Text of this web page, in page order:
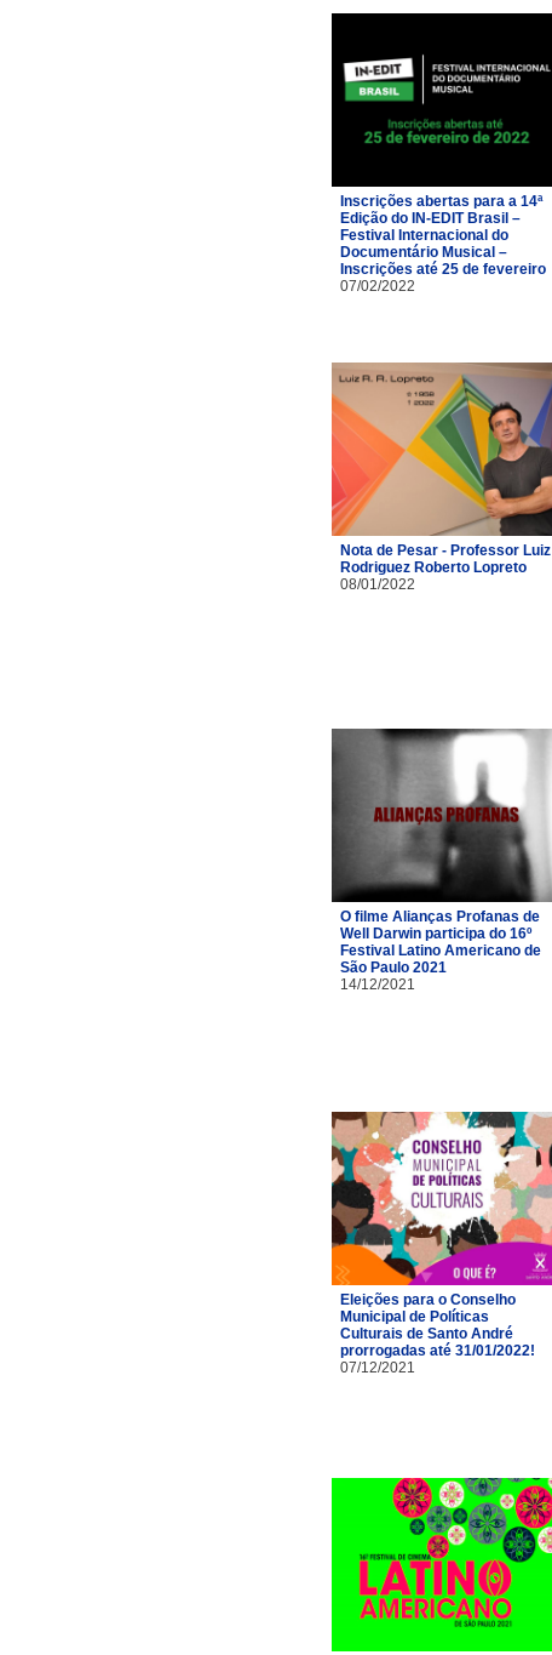
Inscrições abertas para a 14ª
Edição do IN-EDIT Brasil –
Festival Internacional do
Documentário Musical –
Inscrições até 25 de fevereiro
07/02/2022
Nota de Pesar - Professor Luiz
Rodriguez Roberto Lopreto
08/01/2022
O filme Alianças Profanas de
Well Darwin participa do 16º
Festival Latino Americano de
São Paulo 2021
14/12/2021
Eleições para o Conselho
Municipal de Políticas
Culturais de Santo André
prorrogadas até 31/01/2022!
07/12/2021